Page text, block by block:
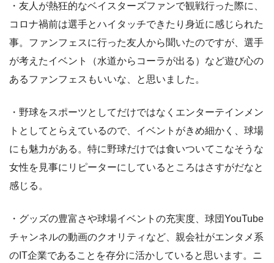
・友人が熱狂的なベイスターズファンで観戦行った際に、
コロナ禍前は選手とハイタッチできたり身近に感じられた
事。ファンフェスに行った友人から聞いたのですが、選手
が考えたイベント（水道からコーラが出る）など遊び心の
あるファンフェスもいいな、と思いました。
・野球をスポーツとしてだけではなくエンターテインメン
トとしてとらえているので、イベントがきめ細かく、球場
にも魅力がある。特に野球だけでは食いついてこなそうな
女性を見事にリピーターにしているところはさすがだなと
感じる。
・グッズの豊富さや球場イベントの充実度、球団YouTube
チャンネルの動画のクオリティなど、親会社がエンタメ系
のIT企業であることを存分に活かしていると思います。ニ